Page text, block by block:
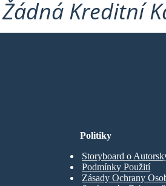
Kreditní
Politiky
Storyboard o
Podmínky Použití
Zásady Ochrany